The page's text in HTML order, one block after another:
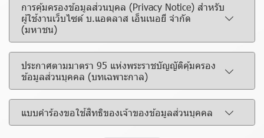
การคุ้มครองข้อมูลส่วนบุุคล (Privacy Notice) สำหรับ
ผู้ใช้งานเว็บไซต์ บ.แอตลาส เอ็นเนอยี จำกัด
(มหาชน)
ประกาศตามมาตรา 95 แห่งพระราชบัญญัติคุ้มครอง
ข้อมูลส่วนบุคคล (บทเฉพาะกาล)
แบบคำร้องขอใช้สิทธิของเจ้าของข้อมูลส่วนบุคคล